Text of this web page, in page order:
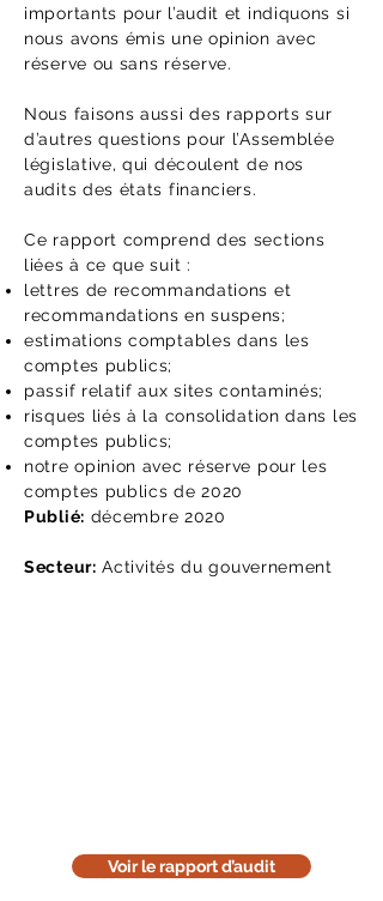
importants pour l’audit et indiquons si
nous avons émis une opinion avec
réserve ou sans réserve.
Nous faisons aussi des rapports sur
d’autres questions pour l’Assemblée
législative, qui découlent de nos
audits des états financiers.
Ce rapport comprend des sections
liées à ce que suit :
lettres de recommandations et
recommandations en suspens;
estimations comptables dans les
comptes publics;
passif relatif aux sites contaminés;
risques liés à la consolidation dans les
comptes publics;
notre opinion avec réserve pour les
comptes publics de 2020
Publié: décembre 2020
Secteur: Activités du gouvernement
Voir le rapport d’audit